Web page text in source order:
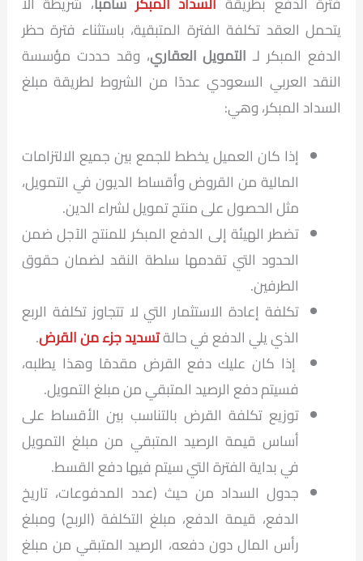
يتحمل العقد تكلفة الفترة المتبقية، باستثناء فترة حظر
الدفع المبكر لـ التمويل العقاري، وقد حددت مؤسسة
النقد العربي السعودي عددًا من الشروط لطريقة مبلغ
السداد المبكر، وهي:
إذا كان العميل يخطط للجمع بين جميع الالتزامات
المالية من القروض وأقساط الديون في التمويل،
مثل الحصول على منتج تمويل لشراء الدين.
تضطر الهيئة إلى الدفع المبكر للمنتج الآجل ضمن
الحدود التي تقدمها سلطة النقد لضمان حقوق
الطرفين.
تكلفة إعادة الاستثمار التي لا تتجاوز تكلفة الربع
الذي يلي الدفع في حالةتسديد جزء من القرض.
إذا كان عليك دفع القرض مقدمًا وهذا يطلبه،
فسيتم دفع الرصيد المتبقي من مبلغ التمويل.
توزيع تكلفة القرض بالتناسب بين الأقساط على
أساس قيمة الرصيد المتبقي من مبلغ التمويل
في بداية الفترة التي سيتم فيها دفع القسط.
جدول السداد من حيث (عدد المدفوعات، تاريخ
الدفع، قيمة الدفع، مبلغ التكلفة (الربح) ومبلغ
رأس المال دون دفعه، الرصيد المتبقي من مبلغ